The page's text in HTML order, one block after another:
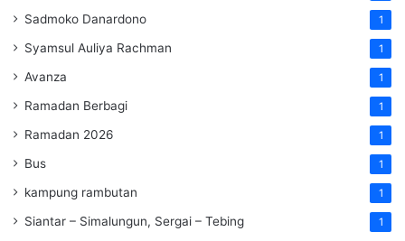
Sadmoko Danardono 1
Syamsul Auliya Rachman 1
Avanza 1
Ramadan Berbagi 1
Ramadan 2026 1
Bus 1
kampung rambutan 1
Siantar – Simalungun, Sergai – Tebing 1